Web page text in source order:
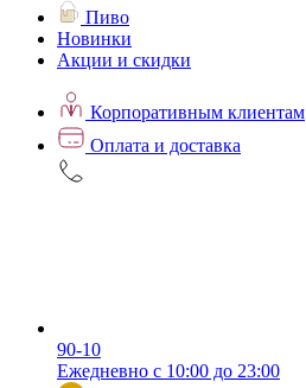
Пиво
Новинки
Акции и скидки
Корпоративным клиентам
Оплата и доставка
90-10
Ежедневно с 10:00 до 23:00